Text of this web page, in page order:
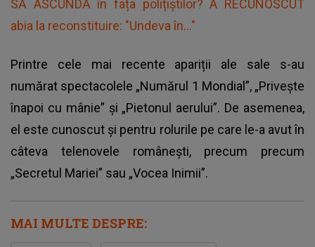
SĂ ASCUNDĂ în fața polițiștilor? A RECUNOSCUT
abia la reconstituire: "Undeva în..."
Printre cele mai recente apariții ale sale s-au
numărat spectacolele „Numărul 1 Mondial”, „Privește
înapoi cu mânie” și „Pietonul aerului”. De asemenea,
el este cunoscut și pentru rolurile pe care le-a avut în
câteva telenovele românești, precum precum
„Secretul Mariei” sau „Vocea Inimii”.
MAI MULTE DESPRE: